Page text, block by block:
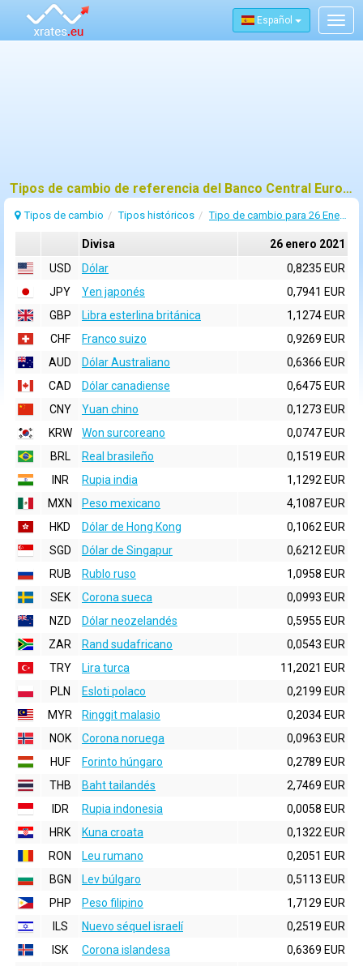
Español
Tipos de cambio de referencia del Banco Central Europeo (BCE) para 26 enero 2021
Tipos de cambio Tipos históricos Tipo de cambio para 26 Enero 2021
Divisa
26 enero 2021
USD
Dólar
0,8235 EUR
JPY
Yen japonés
0,7941 EUR
GBP
Libra esterlina británica
1,1274 EUR
CHF
Franco suizo
0,9269 EUR
AUD
Dólar Australiano
0,6366 EUR
CAD
Dólar canadiense
0,6475 EUR
CNY
Yuan chino
0,1273 EUR
KRW
Won surcoreano
0,0747 EUR
BRL
Real brasileño
0,1519 EUR
INR
Rupia india
1,1292 EUR
MXN
Peso mexicano
4,1087 EUR
HKD
Dólar de Hong Kong
0,1062 EUR
SGD
Dólar de Singapur
0,6212 EUR
RUB
Rublo ruso
1,0958 EUR
SEK
Corona sueca
0,0993 EUR
NZD
Dólar neozelandés
0,5955 EUR
ZAR
Rand sudafricano
0,0543 EUR
TRY
Lira turca
11,2021 EUR
PLN
Esloti polaco
0,2199 EUR
MYR
Ringgit malasio
0,2034 EUR
NOK
Corona noruega
0,0963 EUR
HUF
Forinto húngaro
0,2789 EUR
THB
Baht tailandés
2,7469 EUR
IDR
Rupia indonesia
0,0058 EUR
HRK
Kuna croata
0,1322 EUR
RON
Leu rumano
0,2051 EUR
BGN
Lev búlgaro
0,5113 EUR
PHP
Peso filipino
1,7129 EUR
ILS
Nuevo séquel israelí
0,2519 EUR
ISK
Corona islandesa
0,6369 EUR